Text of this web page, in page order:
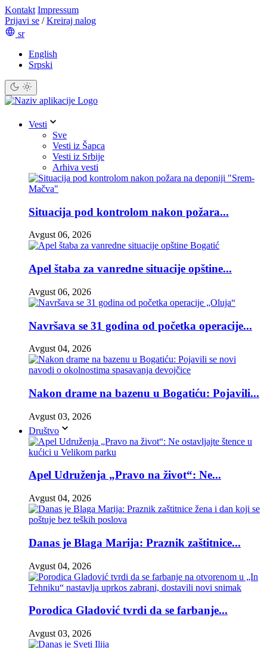
Kontakt Impressum
Prijavi se / Kreiraj nalog
sr
English
Srpski
Vesti
Sve
Vesti iz Šapca
Vesti iz Srbije
Arhiva vesti
Situacija pod kontrolom nakon požara...
Avgust 06, 2026
Apel štaba za vanredne situacije opštine...
Avgust 06, 2026
Navršava se 31 godina od početka operacije...
Avgust 04, 2026
Nakon drame na bazenu u Bogatiću: Pojavili...
Avgust 03, 2026
Društvo
Apel Udruženja „Pravo na život“: Ne...
Avgust 04, 2026
Danas je Blaga Marija: Praznik zaštitnice...
Avgust 04, 2026
Porodica Gladović tvrdi da se farbanje...
Avgust 03, 2026